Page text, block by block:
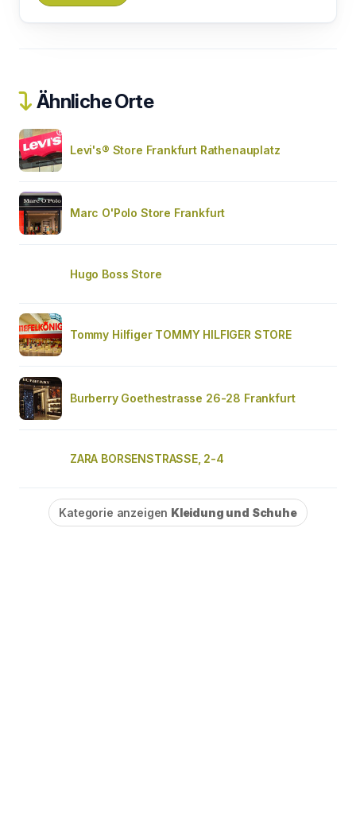
Ähnliche Orte
Levi's® Store Frankfurt Rathenauplatz
Marc O'Polo Store Frankfurt
Hugo Boss Store
Tommy Hilfiger TOMMY HILFIGER STORE
Burberry Goethestrasse 26-28 Frankfurt
ZARA BORSENSTRASSE, 2-4
Kategorie anzeigen Kleidung und Schuhe